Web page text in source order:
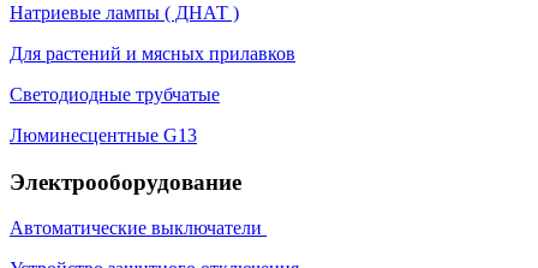
Натриевые лампы ( ДНАТ )
Для растений и мясных прилавков
Светодиодные трубчатые
Люминесцентные G13
Электрооборудование
Автоматические выключатели